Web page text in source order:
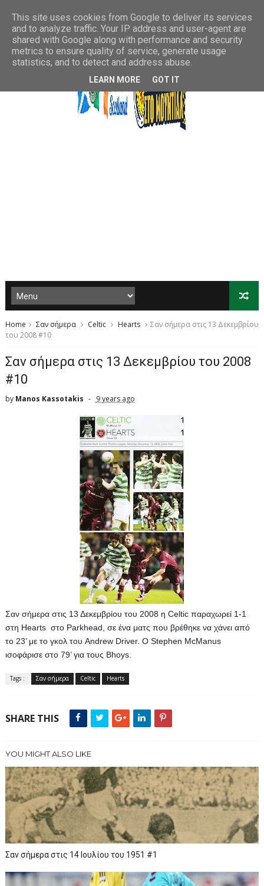
Home Σαν σήμερα Celtic Hearts
Σαν σήμερα στις 13 Δεκεμβρίου
του 2008 #10
Σαν σήμερα στις 13 Δεκεμβρίου του 2008
#10
by Manos Kassotakis 9 years ago
Σαν σήμερα στις 13 Δεκεμβρίου του 2008 η Celtic παραχωρεί 1-1
στη Hearts  στο Parkhead, σε ένα ματς που βρέθηκε να χάνει από
το 23’ με το γκολ του Andrew Driver. O Stephen McManus
ισοφάρισε στο 79’ για τους Bhoys.
Tags : Σαν σήμερα Celtic Hearts
SHARE THIS
YOU MIGHT ALSO LIKE
Σαν σήμερα στις 14 Ιουλίου του 1951 #1
This site uses cookies from Google to deliver its services
and to analyze traffic. Your IP address and user-agent are
shared with Google along with performance and security
metrics to ensure quality of service, generate usage
statistics, and to detect and address abuse.
LEARN MORE GOT IT